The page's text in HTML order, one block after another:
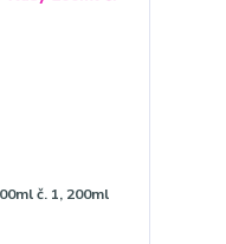
č. 1, 200ml